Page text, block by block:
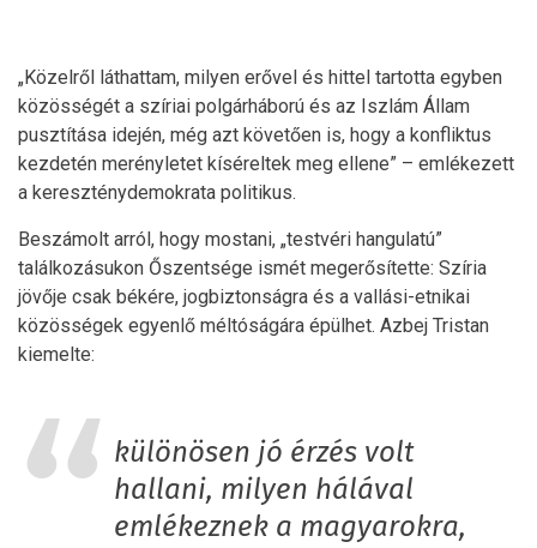
„Közelről láthattam, milyen erővel és hittel tartotta egyben
közösségét a szíriai polgárháború és az Iszlám Állam
pusztítása idején, még azt követően is, hogy a konfliktus
kezdetén merényletet kíséreltek meg ellene” – emlékezett
a kereszténydemokrata politikus.
Beszámolt arról, hogy mostani, „testvéri hangulatú”
találkozásukon Őszentsége ismét megerősítette: Szíria
jövője csak békére, jogbiztonságra és a vallási-etnikai
közösségek egyenlő méltóságára épülhet. Azbej Tristan
kiemelte:
különösen jó érzés volt
hallani, milyen hálával
emlékeznek a magyarokra,